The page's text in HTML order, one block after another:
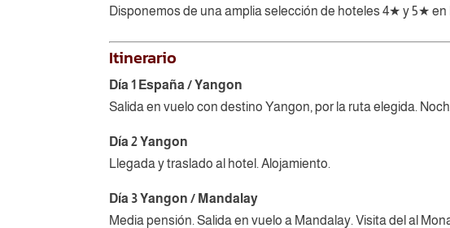
Disponemos de una amplia selección de hoteles 4★ y 5★
Itinerario
Día 1 España / Yangon
Salida en vuelo con destino Yangon, por la ruta elegida.
Día 2 Yangon
Llegada y traslado al hotel. Alojamiento.
Día 3 Yangon / Mandalay
Media pensión. Salida en vuelo a Mandalay. Visita del al